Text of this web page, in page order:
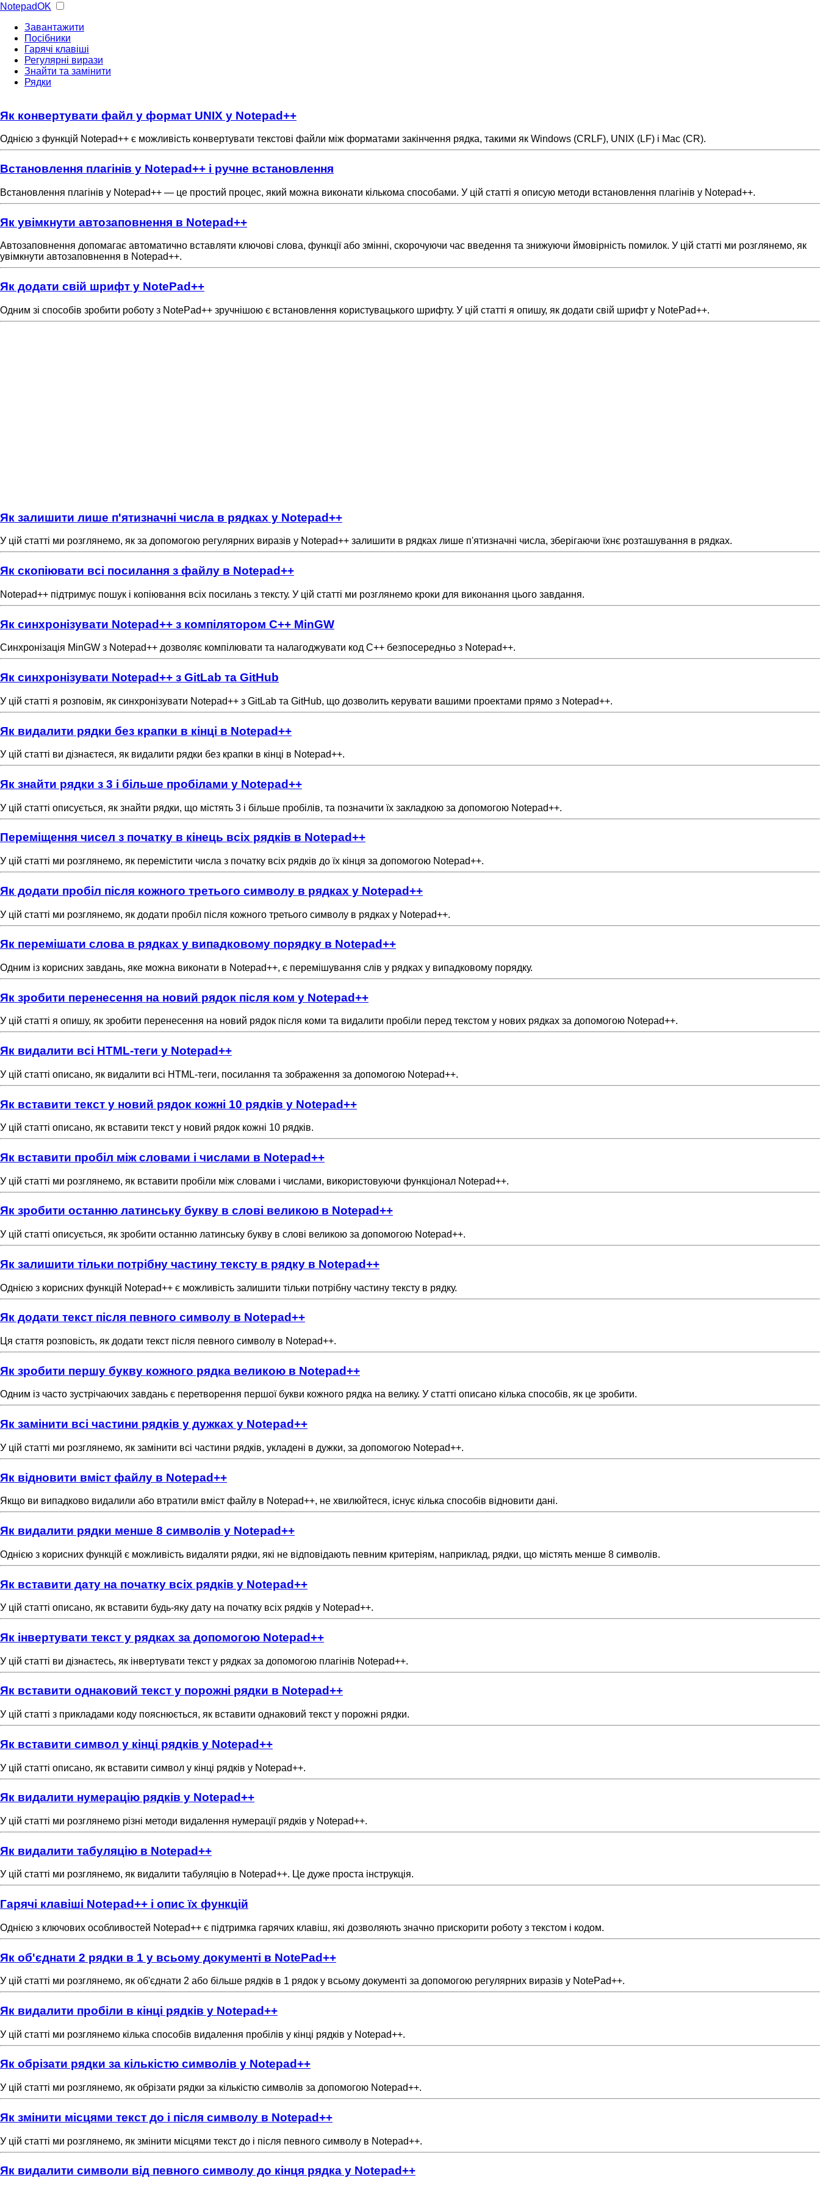
NotepadOK
Завантажити
Посібники
Гарячі клавіші
Регулярні вирази
Знайти та замінити
Рядки
Як конвертувати файл у формат UNIX у Notepad++
Однією з функцій Notepad++ є можливість конвертувати текстові файли між форматами закінчення рядка, такими як Windows (CRLF), UNIX (LF) і Mac (CR).
Встановлення плагінів у Notepad++ і ручне встановлення
Встановлення плагінів у Notepad++ — це простий процес, який можна виконати кількома способами. У цій статті я описую методи встановлення плагінів у Notepad++.
Як увімкнути автозаповнення в Notepad++
Автозаповнення допомагає автоматично вставляти ключові слова, функції або змінні, скорочуючи час введення та знижуючи ймовірність помилок. У цій статті ми розглянемо, як
увімкнути автозаповнення в Notepad++.
Як додати свій шрифт у NotePad++
Одним зі способів зробити роботу з NotePad++ зручнішою є встановлення користувацького шрифту. У цій статті я опишу, як додати свій шрифт у NotePad++.
Як залишити лише п'ятизначні числа в рядках у Notepad++
У цій статті ми розглянемо, як за допомогою регулярних виразів у Notepad++ залишити в рядках лише п'ятизначні числа, зберігаючи їхнє розташування в рядках.
Як скопіювати всі посилання з файлу в Notepad++
Notepad++ підтримує пошук і копіювання всіх посилань з тексту. У цій статті ми розглянемо кроки для виконання цього завдання.
Як синхронізувати Notepad++ з компілятором C++ MinGW
Синхронізація MinGW з Notepad++ дозволяє компілювати та налагоджувати код C++ безпосередньо з Notepad++.
Як синхронізувати Notepad++ з GitLab та GitHub
У цій статті я розповім, як синхронізувати Notepad++ з GitLab та GitHub, що дозволить керувати вашими проектами прямо з Notepad++.
Як видалити рядки без крапки в кінці в Notepad++
У цій статті ви дізнаєтеся, як видалити рядки без крапки в кінці в Notepad++.
Як знайти рядки з 3 і більше пробілами у Notepad++
У цій статті описується, як знайти рядки, що містять 3 і більше пробілів, та позначити їх закладкою за допомогою Notepad++.
Переміщення чисел з початку в кінець всіх рядків в Notepad++
У цій статті ми розглянемо, як перемістити числа з початку всіх рядків до їх кінця за допомогою Notepad++.
Як додати пробіл після кожного третього символу в рядках у Notepad++
У цій статті ми розглянемо, як додати пробіл після кожного третього символу в рядках у Notepad++.
Як перемішати слова в рядках у випадковому порядку в Notepad++
Одним із корисних завдань, яке можна виконати в Notepad++, є перемішування слів у рядках у випадковому порядку.
Як зробити перенесення на новий рядок після ком у Notepad++
У цій статті я опишу, як зробити перенесення на новий рядок після коми та видалити пробіли перед текстом у нових рядках за допомогою Notepad++.
Як видалити всі HTML-теги у Notepad++
У цій статті описано, як видалити всі HTML-теги, посилання та зображення за допомогою Notepad++.
Як вставити текст у новий рядок кожні 10 рядків у Notepad++
У цій статті описано, як вставити текст у новий рядок кожні 10 рядків.
Як вставити пробіл між словами і числами в Notepad++
У цій статті ми розглянемо, як вставити пробіли між словами і числами, використовуючи функціонал Notepad++.
Як зробити останню латинську букву в слові великою в Notepad++
У цій статті описується, як зробити останню латинську букву в слові великою за допомогою Notepad++.
Як залишити тільки потрібну частину тексту в рядку в Notepad++
Однією з корисних функцій Notepad++ є можливість залишити тільки потрібну частину тексту в рядку.
Як додати текст після певного символу в Notepad++
Ця стаття розповість, як додати текст після певного символу в Notepad++.
Як зробити першу букву кожного рядка великою в Notepad++
Одним із часто зустрічаючих завдань є перетворення першої букви кожного рядка на велику. У статті описано кілька способів, як це зробити.
Як замінити всі частини рядків у дужках у Notepad++
У цій статті ми розглянемо, як замінити всі частини рядків, укладені в дужки, за допомогою Notepad++.
Як відновити вміст файлу в Notepad++
Якщо ви випадково видалили або втратили вміст файлу в Notepad++, не хвилюйтеся, існує кілька способів відновити дані.
Як видалити рядки менше 8 символів у Notepad++
Однією з корисних функцій є можливість видаляти рядки, які не відповідають певним критеріям, наприклад, рядки, що містять менше 8 символів.
Як вставити дату на початку всіх рядків у Notepad++
У цій статті описано, як вставити будь-яку дату на початку всіх рядків у Notepad++.
Як інвертувати текст у рядках за допомогою Notepad++
У цій статті ви дізнаєтесь, як інвертувати текст у рядках за допомогою плагінів Notepad++.
Як вставити однаковий текст у порожні рядки в Notepad++
У цій статті з прикладами коду пояснюється, як вставити однаковий текст у порожні рядки.
Як вставити символ у кінці рядків у Notepad++
У цій статті описано, як вставити символ у кінці рядків у Notepad++.
Як видалити нумерацію рядків у Notepad++
У цій статті ми розглянемо різні методи видалення нумерації рядків у Notepad++.
Як видалити табуляцію в Notepad++
У цій статті ми розглянемо, як видалити табуляцію в Notepad++. Це дуже проста інструкція.
Гарячі клавіші Notepad++ і опис їх функцій
Однією з ключових особливостей Notepad++ є підтримка гарячих клавіш, які дозволяють значно прискорити роботу з текстом і кодом.
Як об'єднати 2 рядки в 1 у всьому документі в NotePad++
У цій статті ми розглянемо, як об'єднати 2 або більше рядків в 1 рядок у всьому документі за допомогою регулярних виразів у NotePad++.
Як видалити пробіли в кінці рядків у Notepad++
У цій статті ми розглянемо кілька способів видалення пробілів у кінці рядків у Notepad++.
Як обрізати рядки за кількістю символів у Notepad++
У цій статті ми розглянемо, як обрізати рядки за кількістю символів за допомогою Notepad++.
Як змінити місцями текст до і після символу в Notepad++
У цій статті ми розглянемо, як змінити місцями текст до і після певного символу в Notepad++.
Як видалити символи від певного символу до кінця рядка у Notepad++